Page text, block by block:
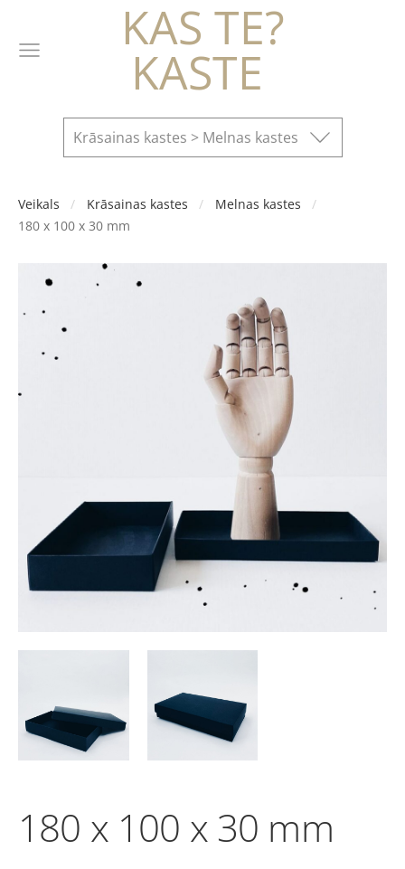
KAS TE?
KASTE
Krāsainas kastes > Melnas kastes
Veikals Krāsainas kastes
Melnas kastes
180 x 100 x 30 mm
180 x 100 x 30 mm